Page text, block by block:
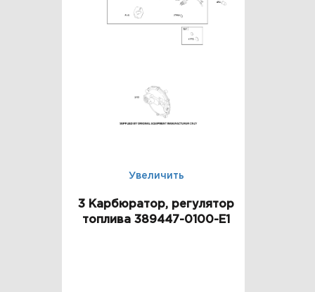
Увеличить
3 Карбюратор, регулятор
топлива 389447-0100-E1